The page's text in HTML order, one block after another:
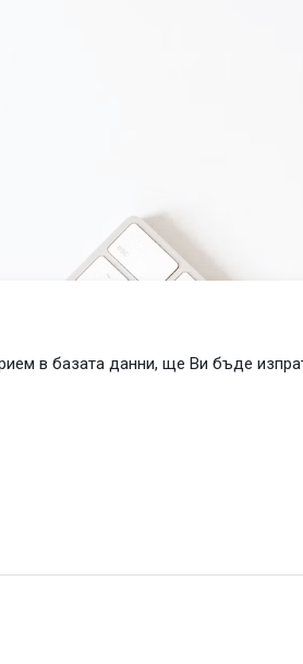
в базата данни, ще Ви бъде